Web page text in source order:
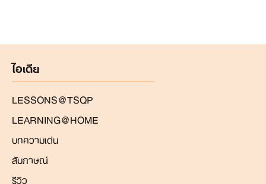
for:
ไอเดีย
LESSONS@TSQP
LEARNING@HOME
บทความเด่น
สัมภาษณ์
รีวิว